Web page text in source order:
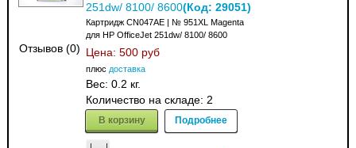
Отзывов (0)
251dw/ 8100/ 8600(Код:29051)
Картридж CN047AE | № 951XL Magenta
для HP OfficeJet 251dw/ 8100/ 8600
Цена:500 руб
плюс доставка
Вес:0.2 кг.
Количество на складе:2
В корзину Подробнее